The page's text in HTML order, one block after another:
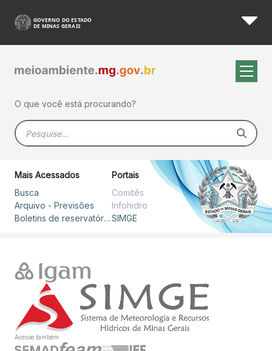
Pular para o Conteúdo principal
Avisos Meteorológicos
O que você está procurando?
Barra de busca
Mais Acessados
Busca
Arquivo - Previsões
Boletins de reservatórios
Portais
Comitês
Infohidro
SIMGE
Acesse também